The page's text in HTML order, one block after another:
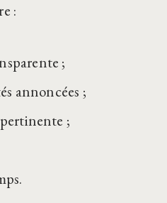
:
;
annoncées ;
;